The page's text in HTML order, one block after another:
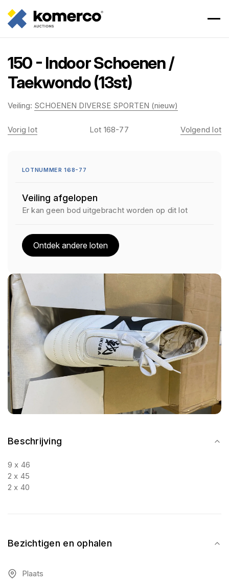
150 - Indoor Schoenen /
Taekwondo (13st)
Veiling: SCHOENEN DIVERSE SPORTEN (nieuw)
Beschrijving
9 x 46
2 x 45
2 x 40
Bezichtigen en ophalen
Plaats
Vorig lot Lot 168-77 Volgend lot
LOTNUMMER 168-77
Veiling afgelopen
Er kan geen bod uitgebracht worden op dit lot
Ontdek andere loten